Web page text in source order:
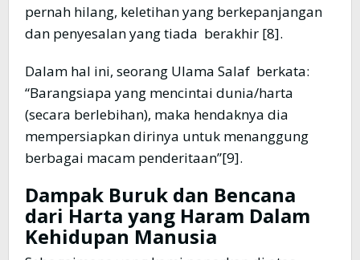
pernah hilang, keletihan yang berkepanjangan
dan penyesalan yang tiada berakhir [8].
Dalam hal ini, seorang Ulama Salaf berkata:
“Barangsiapa yang mencintai dunia/harta
(secara berlebihan), maka hendaknya dia
mempersiapkan dirinya untuk menanggung
berbagai macam penderitaan”[9].
Dampak Buruk dan Bencana
dari Harta yang Haram Dalam
KehidupanManusia